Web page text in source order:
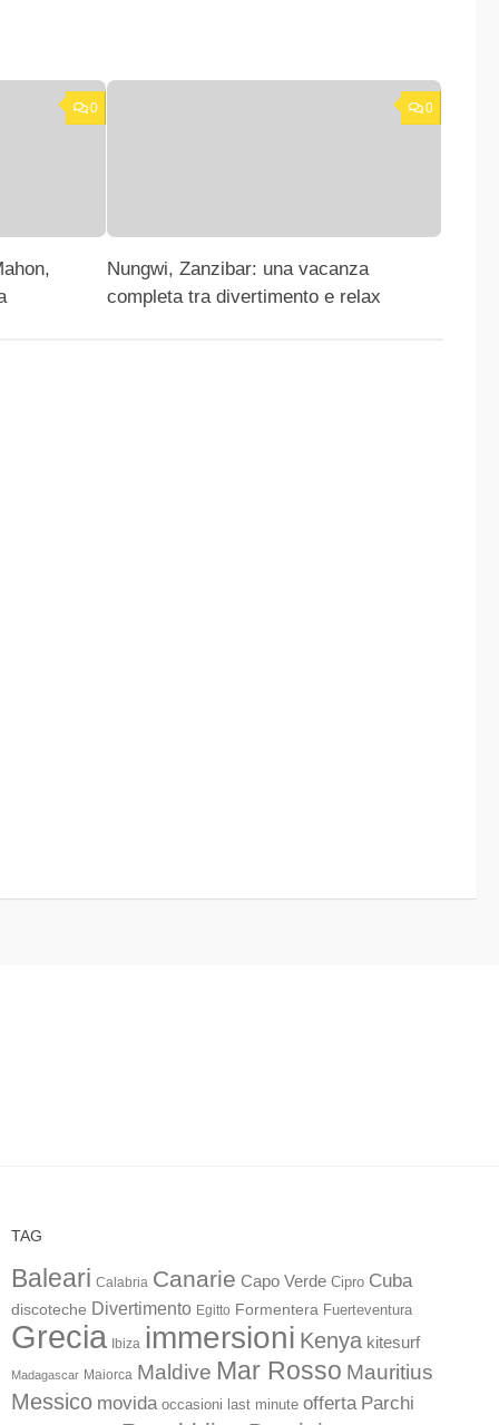
0 0
Nungwi, Zanzibar: una vacanza
completa tra divertimento e relax
TAG
Baleari Calabria Canarie Capo Verde Cipro Cuba
discoteche Divertimento Egitto Formentera Fuerteventura
Grecia Ibiza immersioni Kenya kitesurf
Madagascar Maiorca Maldive Mar Rosso Mauritius
Messico movida occasioni last minute offerta Parchi